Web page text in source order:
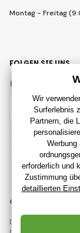
Montag - Freitag
Deutsch
FOLGEN SIE UNS
© 2018 - 2026
Diese Seite ist